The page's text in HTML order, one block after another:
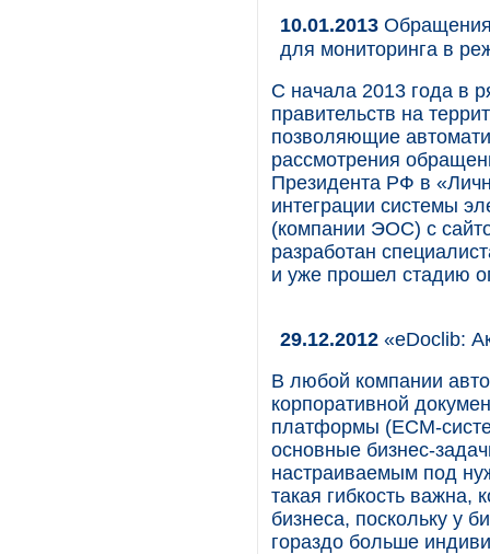
10.01.2013 Обращения
для мониторинга в
С начала 2013 года в
правительств на
позволяющие
рассмотрения
Президента РФ в
интеграции системы
(компании ЭОС) с
разработан
и уже прошел стадию
29.12.2012 «eDoclib:
В любой компании
корпоративной
платформы (ECM-
основные бизнес-
настраиваемым под
такая гибкость важна,
бизнеса, поскольку у
гораздо больше